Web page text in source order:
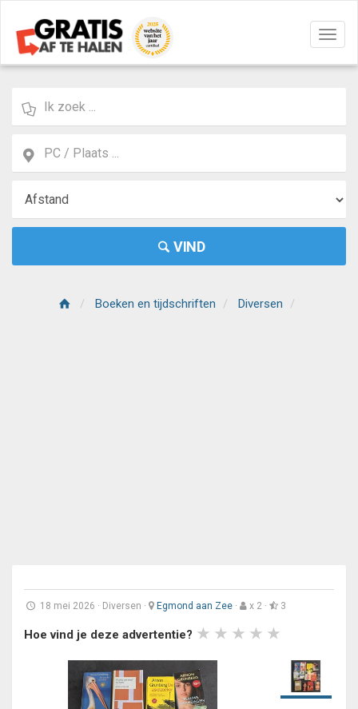
aan/
VIND
Boeken en tijdschriften Diversen
18 mei 2026 · Diversen · Egmond aan Zee· x 2 · 3
Hoe vind je deze advertentie?